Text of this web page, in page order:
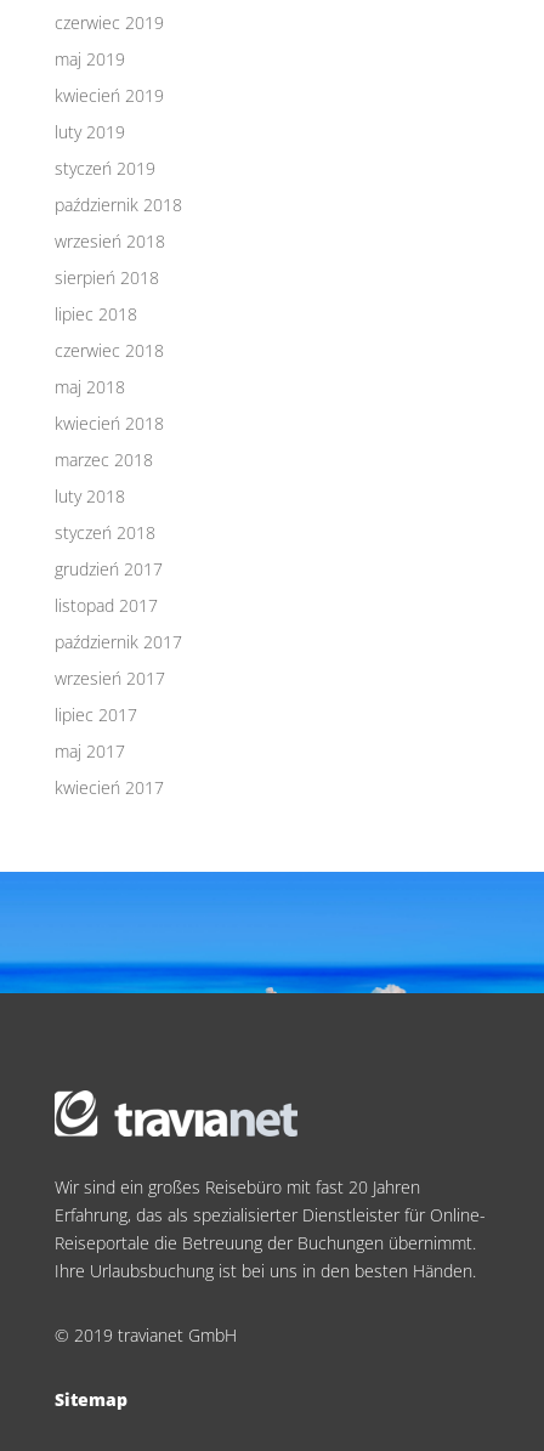
czerwiec 2019
maj 2019
kwiecień 2019
luty 2019
styczeń 2019
październik 2018
wrzesień 2018
sierpień 2018
lipiec 2018
czerwiec 2018
maj 2018
kwiecień 2018
marzec 2018
luty 2018
styczeń 2018
grudzień 2017
listopad 2017
październik 2017
wrzesień 2017
lipiec 2017
maj 2017
kwiecień 2017
Wir sind ein großes Reisebüro mit fast 20 Jahren
Erfahrung, das als spezialisierter Dienstleister für Online-
Reiseportale die Betreuung der Buchungen übernimmt.
Ihre Urlaubsbuchung ist bei uns in den besten Händen.
© 2019 travianet GmbH
Sitemap